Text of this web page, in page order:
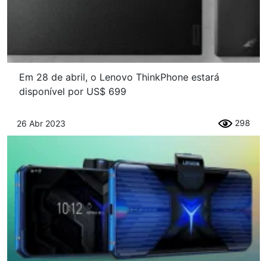
Em 28 de abril, o Lenovo ThinkPhone estará
disponível por US$ 699
26 Abr 2023 298